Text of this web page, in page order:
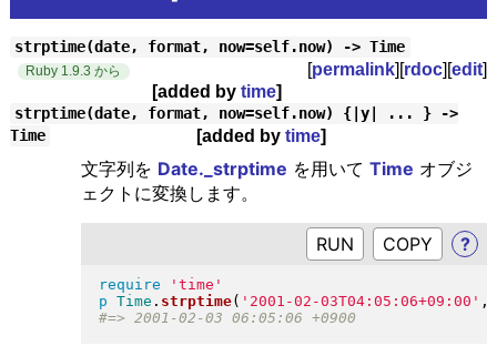
strptime(date, format, now=self.now) -> Time
Ruby 1.9.3 から [permalink][rdoc][edit]
[added by time]
strptime(date, format, now=self.now) {|y| ... } ->
Time
[added bytime]
文字列を Date._strptime を用いて Time オブジ
ェクトに変換します。
RUN ?
require
'time'
p Time . strptime( '2001-02-03T04:05:06+09:00' ,